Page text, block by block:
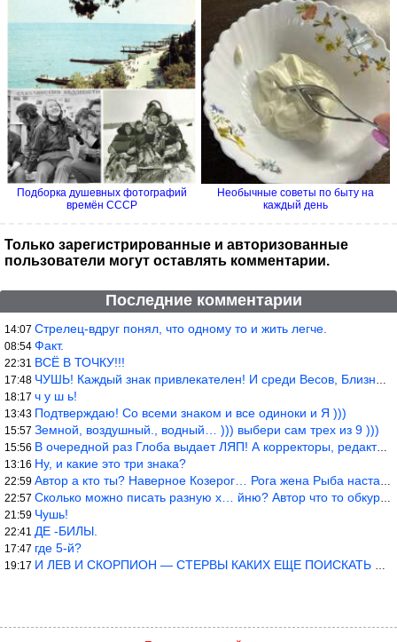
Подборка душевных фотографий
времён СССР
Необычные советы по быту на
каждый день
Только зарегистрированные и авторизованные
пользователи могут оставлять комментарии.
Последние комментарии
14:07 Стрелец-вдруг понял, что одному то и жить легче.
08:54 Факт.
22:31 ВСЁ В ТОЧКУ!!!
17:48 ЧУШЬ! Каждый знак привлекателен! И среди Весов, Близнецов встреч
18:17 ч у ш ь!
13:43 Подтверждаю! Со всеми знаком и все одиноки и Я )))
15:57 Земной, воздушный., водный… ))) выбери сам трех из 9 )))
15:56 В очередной раз Глоба выдает ЛЯП! А корректоры, редакторы пропус
13:16 Ну, и какие это три знака?
22:59 Автор а кто ты? Наверное Козерог… Рога жена Рыба наставила ))
22:57 Сколько можно писать разную х… йню? Автор что то обкурился?
21:59 Чушь!
22:41 ДЕ -БИЛЫ.
17:47 где 5-й?
19:17 И ЛЕВ И СКОРПИОН — СТЕРВЫ КАКИХ ЕЩЕ ПОИСКАТЬ НАДО